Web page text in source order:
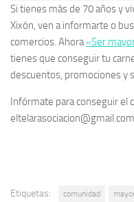
Si tienes más de 70 años y
Xixón, ven a informarte o
comercios. Ahora«Ser
tienes que conseguir tu
descuentos, promociones y
Infórmate para conseguir el
eltelarasociacion@gmail.com
Etiquetas: comunidad